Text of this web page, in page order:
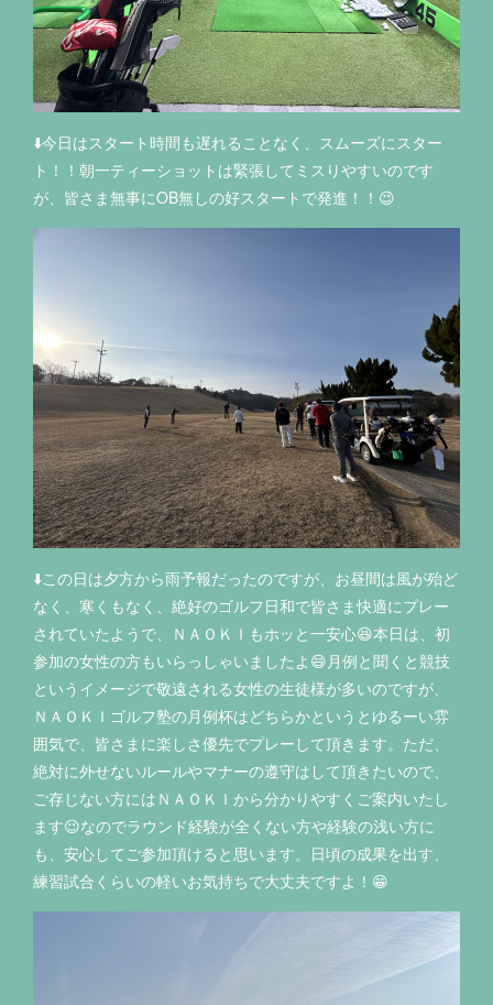
⬇️今日はスタート時間も遅れることなく、スムーズにスター
ト！！朝一ティーショットは緊張してミスりやすいのです
が、皆さま無事にOB無しの好スタートで発進！！😉
⬇️この日は夕方から雨予報だったのですが、お昼間は風が殆ど
なく、寒くもなく、絶好のゴルフ日和で皆さま快適にプレー
されていたようで、ＮＡＯＫＩもホッと一安心😆本日は、初
参加の女性の方もいらっしゃいましたよ😄月例と聞くと競技
というイメージで敬遠される女性の生徒様が多いのですが、
ＮＡＯＫＩゴルフ塾の月例杯はどちらかというとゆるーい雰
囲気で、皆さまに楽しさ優先でプレーして頂きます。ただ、
絶対に外せないルールやマナーの遵守はして頂きたいので、
ご存じない方にはＮＡＯＫＩから分かりやすくご案内いたし
ます😉なのでラウンド経験が全くない方や経験の浅い方に
も、安心してご参加頂けると思います。日頃の成果を出す、
練習試合くらいの軽いお気持ちで大丈夫ですよ！😁